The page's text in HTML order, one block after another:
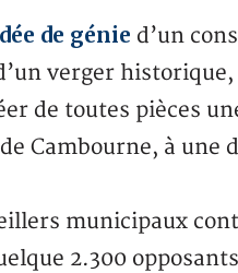
de génie d’un
verger
de toutes pièces
Cambourne, à une
municipaux
2.300